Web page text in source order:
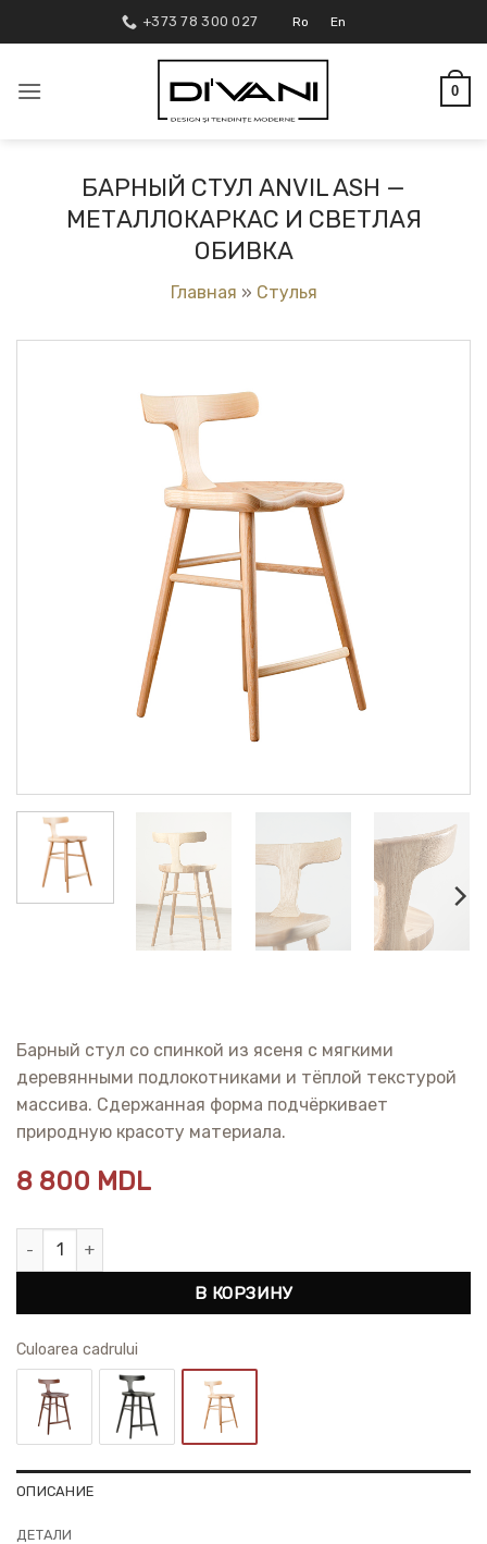
to
+373 78 300 027 Ro En
0
БАРНЫЙ СТУЛ ANVIL ASH —
МЕТАЛЛОКАРКАС И СВЕТЛАЯ
ОБИВКА
Главная » Стулья
Барный стул со спинкой из ясеня с мягкими
деревянными подлокотниками и тёплой текстурой
массива. Сдержанная форма подчёркивает
природную красоту материала.
8 800 MDL
Количество товара Барный стул со спинкой Anvil Ash
В КОРЗИНУ
Сuloarea cadrului
ОПИСАНИЕ
ДЕТАЛИ